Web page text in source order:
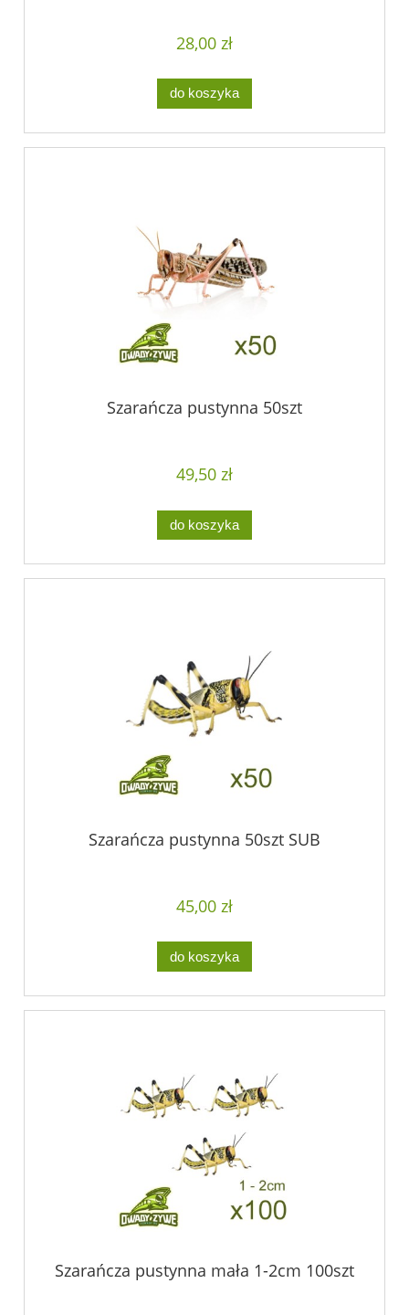
28,00 zł
do koszyka
Szarańcza pustynna 50szt
49,50 zł
do koszyka
Szarańcza pustynna 50szt SUB
45,00 zł
do koszyka
Szarańcza pustynna mała 1-2cm 100szt